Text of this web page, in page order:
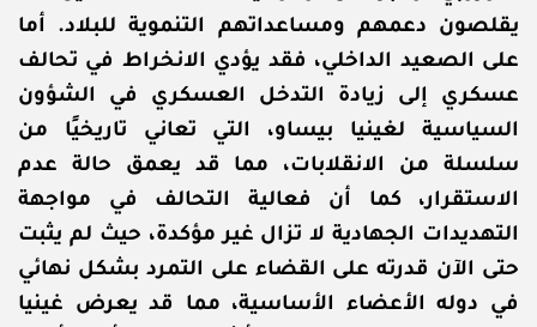
يقلصون دعمهم ومساعداتهم التنموية للبلاد. أما
على الصعيد الداخلي، فقد يؤدي الانخراط في تحالف
عسكري إلى زيادة التدخل العسكري في الشؤون
السياسية لغينيا بيساو، التي تعاني تاريخيًا من
سلسلة من الانقلابات، مما قد يعمق حالة عدم
الاستقرار، كما أن فعالية التحالف في مواجهة
التهديدات الجهادية لا تزال غير مؤكدة، حيث لم يثبت
حتى الآن قدرته على القضاء على التمرد بشكل نهائي
في دوله الأعضاء الأساسية، مما قد يعرض غينيا